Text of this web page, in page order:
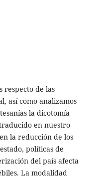
respecto de las
así como analizamos
la dicotomía
en nuestro
la reducción de los
políticas de
del país afecta
La modalidad